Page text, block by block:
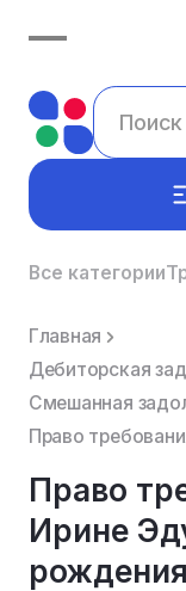
Все категории
Главная
Дебиторская
Смешанная
Право
Ирине